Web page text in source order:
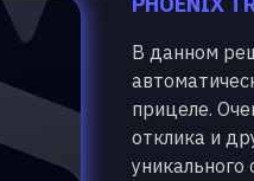
В данном
прицеле.
отклика и